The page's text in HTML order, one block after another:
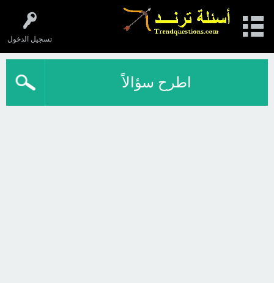
تسجيل الدخول
اطرح سؤالاً